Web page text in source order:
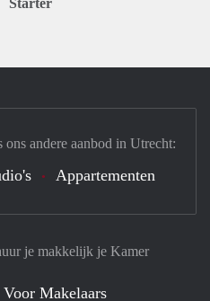
Starter
je makkelijk je Kamer
Voor Makelaars
andere aanbod in Utrecht:
Appartementen